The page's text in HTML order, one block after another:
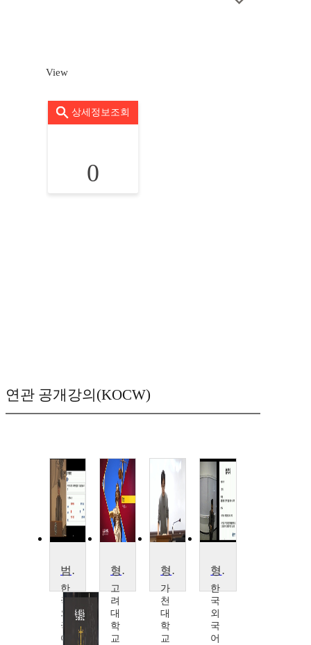
View
상세정보조회
0
연관 공개강의(KOCW)
범죄와 형벌II
한
국
외
국
어
형법
고
려
대
학
교
형법 세미나
가
천
대
학
교
형법의 이해
한
국
외
국
어